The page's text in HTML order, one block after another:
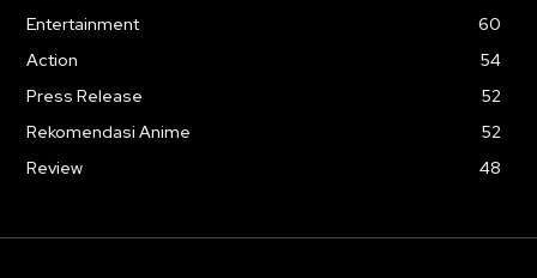
Entertainment
60
Action
54
Press Release
52
Rekomendasi Anime
52
Review
48